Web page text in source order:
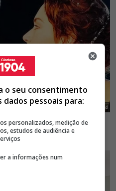
o seu consentimento
pessoais para:
personalizados, medição de
estudos de audiência e
a informações num